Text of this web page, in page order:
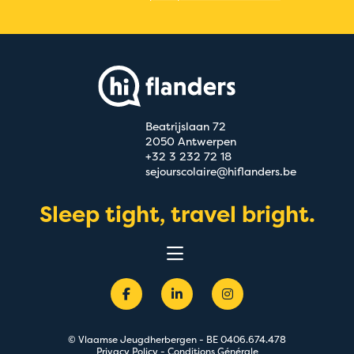
Beatrijslaan 72
2050 Antwerpen
+32 3 232 72 18
sejourscolaire@hiflanders.be
Sleep tight, travel bright.
Programmes
Enseignants
Demande
© Vlaamse Jeugdherbergen - BE 0406.674.478
Privacy Policy- Conditions Générale